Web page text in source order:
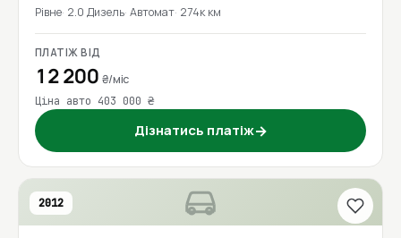
Рівне 2.0 Дизель Автомат 274к км
ПЛАТІЖ ВІД
12 200 ₴/міс
Ціна авто 403 000 ₴
Дізнатись платіж→
2012